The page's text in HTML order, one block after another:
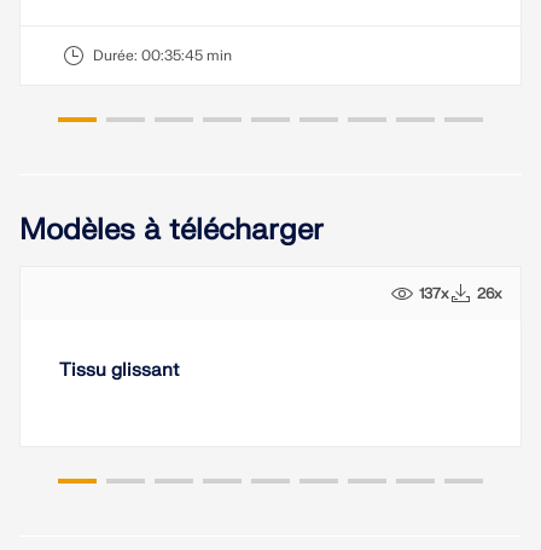
Durée: 00:35:45 min
Modèles à télécharger
137x 26x
Tissu glissant